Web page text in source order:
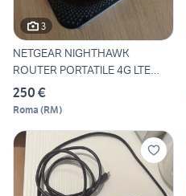
3
NETGEAR NIGHTHAWK
ROUTER PORTATILE 4G LTE
MR1100
250 €
Roma (RM)